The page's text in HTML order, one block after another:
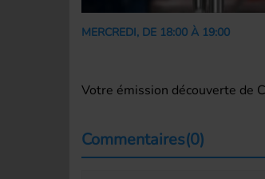
MERCREDI, DE 18:00 À 19:00
Votre émission découverte de
Commentaires(0)